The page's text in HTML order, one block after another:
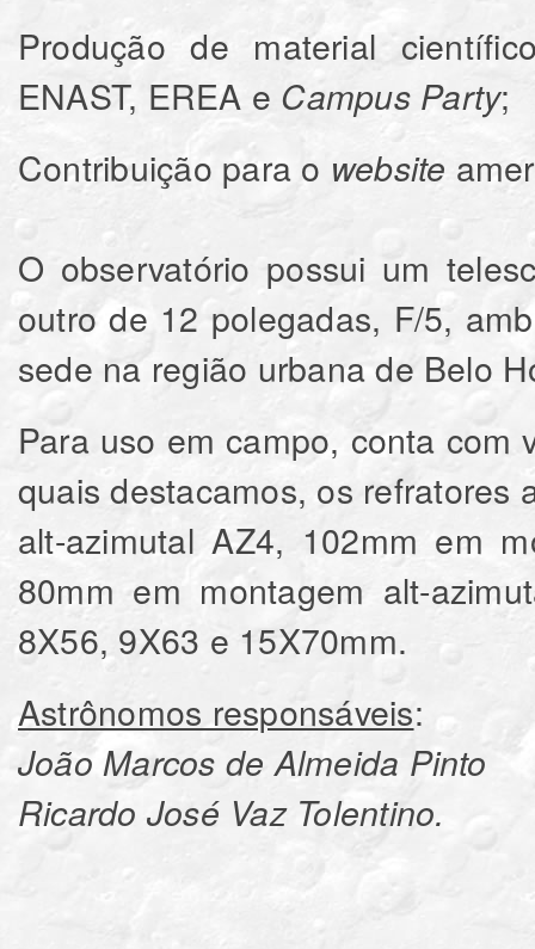
Produção de material
ENAST, EREA e Campus Party;
Contribuição para o website
O observatório possui um
outro de 12 polegadas, F/5,
sede na região urbana de Belo
Para uso em campo, conta com
quais destacamos, os refratores
alt-azimutal AZ4, 102mm em
80mm em montagem alt-
8X56, 9X63 e 15X70mm.
Astrônomos responsáveis:
João Marcos de Almeida Pinto
Ricardo José Vaz Tolentino.